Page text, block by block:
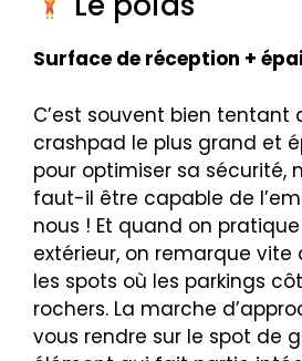
Surface de réception +
C’est souvent bien tentant
crashpad le plus grand et
pour optimiser sa sécurité,
faut-il être capable de
nous ! Et quand on
extérieur, on remarque vite
les spots où les parkings
rochers. La marche
vous rendre sur le spot de